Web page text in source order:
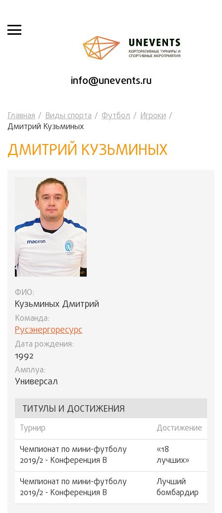
info@unevents.ru
Главная Виды спорта Футбол
Игроки
Дмитрий Кузьминых
ДМИТРИЙ КУЗЬМИНЫХ
ФИО:
Кузьминых Дмитрий
Команда:
Русэнергоресурс
Дата рождения:
1992
Амплуа:
Универсал
ТИТУЛЫ И ДОСТИЖЕНИЯ
Турнир
Достижение
Чемпионат по мини-футболу
2019/2 - Конференция В
«18
лучших»
Чемпионат по мини-футболу
2019/2 - Конференция В
Лучший
бомбардир